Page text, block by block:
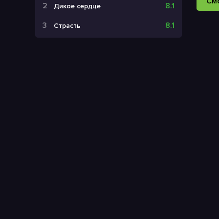
Дикое сердце 8.1
Страсть 8.1